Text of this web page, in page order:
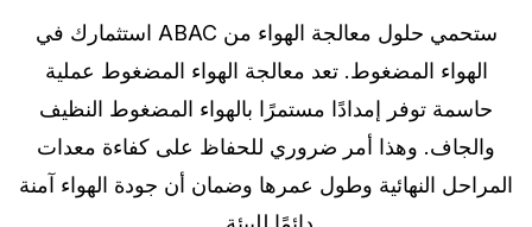
ستحمي حلول معالجة الهواء من ABAC استثمارك في
الهواء المضغوط. تعد معالجة الهواء المضغوط عملية
حاسمة توفر إمدادًا مستمرًا بالهواء المضغوط النظيف
والجاف. وهذا أمر ضروري للحفاظ على كفاءة معدات
المراحل النهائية وطول عمرها وضمان أن جودة الهواء آمنة